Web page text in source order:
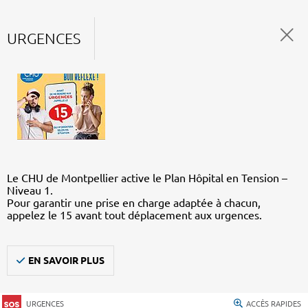
URGENCES
Le CHU de Montpellier active le Plan Hôpital en Tension –
Niveau 1.
Pour garantir une prise en charge adaptée à chacun,
appelez le 15 avant tout déplacement aux urgences.
EN SAVOIR PLUS
URGENCES ACCÈS RAPIDES